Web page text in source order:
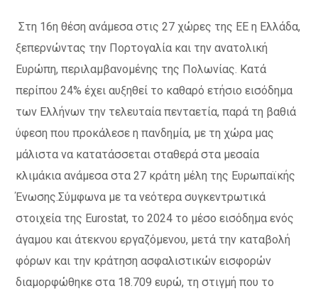
Στη 16η θέση ανάμεσα στις 27 χώρες της ΕΕ η Ελλάδα,
ξεπερνώντας την Πορτογαλία και την ανατολική
Ευρώπη, περιλαμβανομένης της Πολωνίας. Κατά
περίπου 24% έχει αυξηθεί το καθαρό ετήσιο εισόδημα
των Ελλήνων την τελευταία πενταετία, παρά τη βαθιά
ύφεση που προκάλεσε η πανδημία, με τη χώρα μας
μάλιστα να κατατάσσεται σταθερά στα μεσαία
κλιμάκια ανάμεσα στα 27 κράτη μέλη της Ευρωπαϊκής
Ένωσης.Σύμφωνα με τα νεότερα συγκεντρωτικά
στοιχεία της Eurostat, το 2024 το μέσο εισόδημα ενός
άγαμου και άτεκνου εργαζόμενου, μετά την καταβολή
φόρων και την κράτηση ασφαλιστικών εισφορών
διαμορφώθηκε στα 18.709 ευρώ, τη στιγμή που το